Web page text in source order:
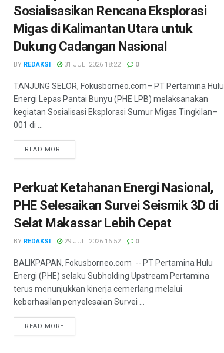
Sosialisasikan Rencana Eksplorasi
Migas di Kalimantan Utara untuk
Dukung Cadangan Nasional
BY REDAKSI 31 JULI 2026 18:22 0
TANJUNG SELOR, Fokusborneo.com– PT Pertamina Hulu
Energi Lepas Pantai Bunyu (PHE LPB) melaksanakan
kegiatan Sosialisasi Eksplorasi Sumur Migas Tingkilan–
001 di ...
READ MOREDETAILS
Perkuat Ketahanan Energi Nasional,
PHE Selesaikan Survei Seismik 3D di
Selat Makassar Lebih Cepat
BY REDAKSI 29 JULI 2026 16:52 0
BALIKPAPAN, Fokusborneo.com -- PT Pertamina Hulu
Energi (PHE) selaku Subholding Upstream Pertamina
terus menunjukkan kinerja cemerlang melalui
keberhasilan penyelesaian Survei ...
READ MOREDETAILS